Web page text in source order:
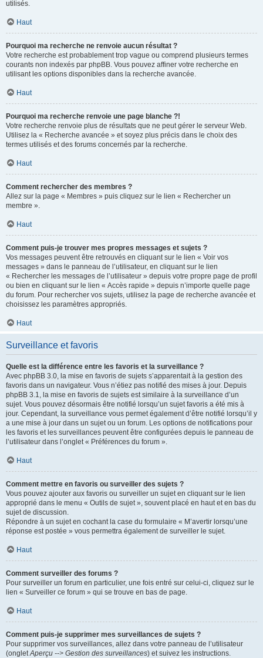
utilisés.
Haut
Pourquoi ma recherche ne renvoie aucun résultat ?
Votre recherche est probablement trop vague ou comprend plusieurs termes
courants non indexés par phpBB. Vous pouvez affiner votre recherche en
utilisant les options disponibles dans la recherche avancée.
Haut
Pourquoi ma recherche renvoie une page blanche ?!
Votre recherche renvoie plus de résultats que ne peut gérer le serveur Web.
Utilisez la « Recherche avancée » et soyez plus précis dans le choix des
termes utilisés et des forums concernés par la recherche.
Haut
Comment rechercher des membres ?
Allez sur la page « Membres » puis cliquez sur le lien « Rechercher un
membre ».
Haut
Comment puis-je trouver mes propres messages et sujets ?
Vos messages peuvent être retrouvés en cliquant sur le lien « Voir vos
messages » dans le panneau de l’utilisateur, en cliquant sur le lien
« Rechercher les messages de l’utilisateur » depuis votre propre page de profil
ou bien en cliquant sur le lien « Accès rapide » depuis n’importe quelle page
du forum. Pour rechercher vos sujets, utilisez la page de recherche avancée et
choisissez les paramètres appropriés.
Haut
Surveillance et favoris
Quelle est la différence entre les favoris et la surveillance ?
Avec phpBB 3.0, la mise en favoris de sujets s’apparentait à la gestion des
favoris dans un navigateur. Vous n’étiez pas notifié des mises à jour. Depuis
phpBB 3.1, la mise en favoris de sujets est similaire à la surveillance d’un
sujet. Vous pouvez désormais être notifié lorsqu’un sujet favoris a été mis à
jour. Cependant, la surveillance vous permet également d’être notifié lorsqu’il y
a une mise à jour dans un sujet ou un forum. Les options de notifications pour
les favoris et les surveillances peuvent être configurées depuis le panneau de
l’utilisateur dans l’onglet « Préférences du forum ».
Haut
Comment mettre en favoris ou surveiller des sujets ?
Vous pouvez ajouter aux favoris ou surveiller un sujet en cliquant sur le lien
approprié dans le menu « Outils de sujet », souvent placé en haut et en bas du
sujet de discussion.
Répondre à un sujet en cochant la case du formulaire « M’avertir lorsqu’une
réponse est postée » vous permettra également de surveiller le sujet.
Haut
Comment surveiller des forums ?
Pour surveiller un forum en particulier, une fois entré sur celui-ci, cliquez sur le
lien « Surveiller ce forum » qui se trouve en bas de page.
Haut
Comment puis-je supprimer mes surveillances de sujets ?
Pour supprimer vos surveillances, allez dans votre panneau de l’utilisateur
(ongletAperçu --> Gestion des surveillances) et suivez les instructions.